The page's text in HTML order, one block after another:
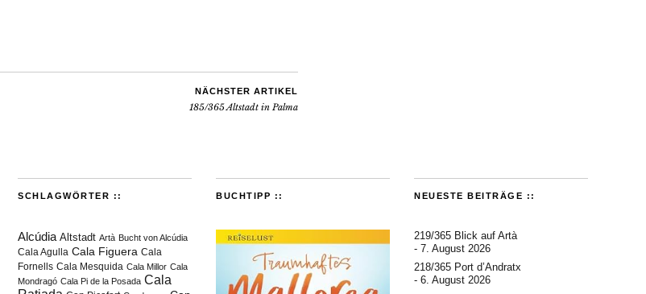
NÄCHSTER ARTIKEL
185/365 Altstadt in Palma
SCHLAGWÖRTER ::
Alcúdia Altstadt Artà Bucht von Alcúdia
Cala Agulla Cala Figuera Cala
Fornells Cala Mesquida Cala Millor Cala
Mondragó Cala Pi de la Posada Cala
BUCHTIPP :: NEUESTE BEITRÄGE ::
219/365 Blick auf Artà
7. August 2026
218/365 Port d’Andratx
6. August 2026